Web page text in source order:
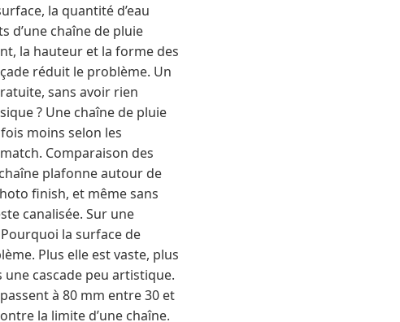
la quantité d’eau
d’une chaîne de pluie
la hauteur et la forme des
réduit le problème. Un
sans avoir rien
? Une chaîne de pluie
fois moins selon les
Comparaison des
plafonne autour de
finish, et même sans
canalisée. Sur une
la surface de
Plus elle est vaste, plus
cascade peu artistique.
à 80 mm entre 30 et
la limite d’une chaîne.